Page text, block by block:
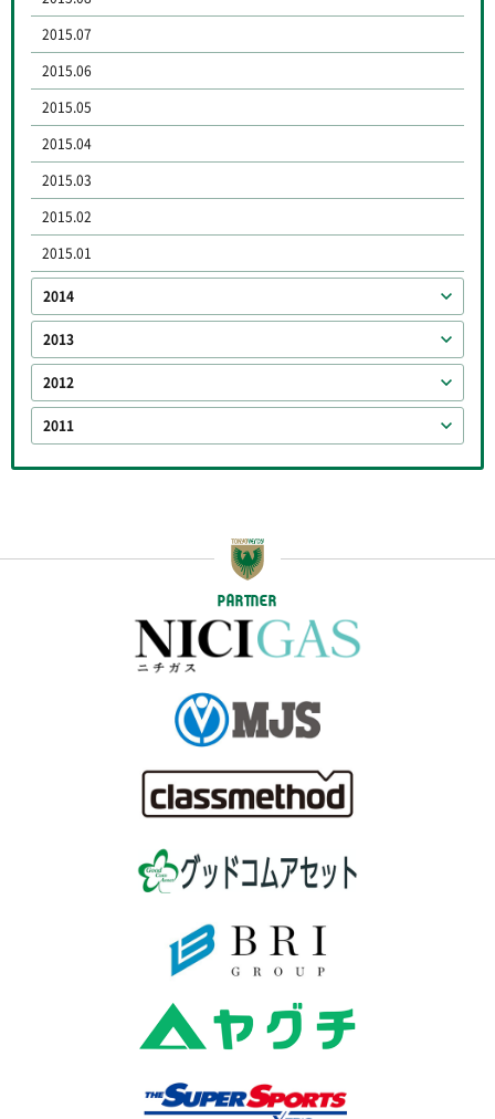
2015.07
2015.06
2015.05
2015.04
2015.03
2015.02
2015.01
2014
2013
2012
2011
PARTNER